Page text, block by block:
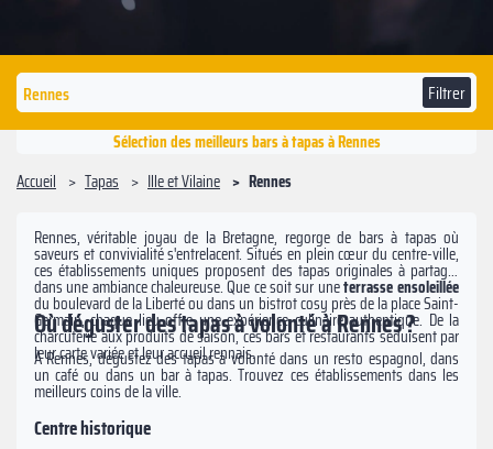
Filtrer
Sélection des meilleurs bars à tapas à Rennes
Accueil
Tapas Ille et Vilaine Rennes
Rennes, véritable joyau de la Bretagne, regorge de bars à tapas où
saveurs et convivialité s'entrelacent. Situés en plein cœur du centre-ville,
ces établissements uniques proposent des tapas originales à partager
dans une ambiance chaleureuse. Que ce soit sur uneterrasse ensoleillée
du boulevard de la Liberté ou dans un bistrot cosy près de la place Saint-
Germain, chaque lieu offre une expérience culinaire authentique. De la
charcuterie aux produits de saison, ces bars et restaurants séduisent par
leur carte variée et leur accueil rennais.
Où déguster des tapas à volonté à Rennes ?
À Rennes, dégustez des tapas à volonté dans un resto espagnol, dans
un café ou dans un bar à tapas. Trouvez ces établissements dans les
meilleurs coins de la ville.
Centre historique